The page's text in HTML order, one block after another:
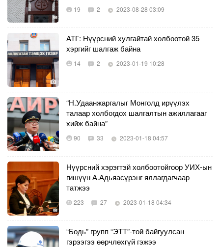
19 2 2023-08-28 03:09
АТГ: Нүүрсний хулгайтай холбоотой 35
хэргийг шалгаж байна
14 2 2023-01-19 10:28
“Н.Удаанжаргалыг Монголд ирүүлэх
талаар холбогдох шалгалтын ажиллагааг
хийж байна”
90 33 2023-01-18 04:57
Нүүрсний хэрэгтэй холбоотойгоор УИХ-ын
гишүүн А.Адьяасүрэнг яллагдагчаар
татжээ
223 27 2023-01-18 04:34
“Бодь” групп “ЭТТ”-той байгуулсан
гэрээгээ өөрчлөхгүй гэжээ